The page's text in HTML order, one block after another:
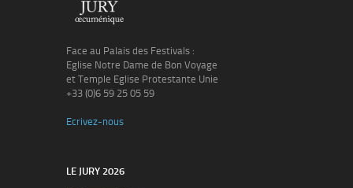
Face au Palais des Festivals :
Eglise Notre Dame de Bon Voyage
et Temple Eglise Protestante Unie
+33 (0)6 59 25 05 59
Ecrivez-nous
LE JURY 2026